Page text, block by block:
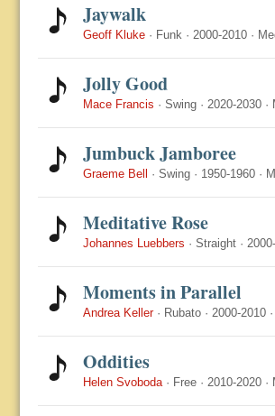
Jaywalk
Geoff Kluke · Funk · 2000-2010 ·
Jolly Good
Mace Francis · Swing · 2020-2030 ·
Jumbuck Jamboree
Graeme Bell · Swing · 1950-1960 ·
Meditative Rose
Johannes Luebbers · Straight ·
Moments in Parallel
Andrea Keller· Rubato · 2000-2010 ·
Oddities
Helen Svoboda· Free · 2010-2020 ·